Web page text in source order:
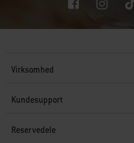
Virksomhed
Kundesupport
Reservedele